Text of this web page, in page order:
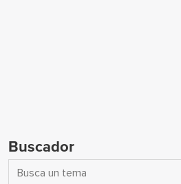
Buscador